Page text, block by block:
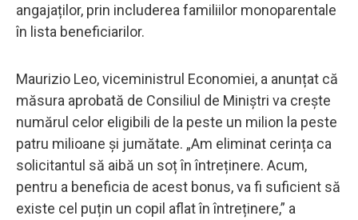
angajaților, prin includerea familiilor monoparentale
în lista beneficiarilor.
Maurizio Leo, viceministrul Economiei, a anunțat că
măsura aprobată de Consiliul de Miniștri va crește
numărul celor eligibili de la peste un milion la peste
patru milioane și jumătate. „Am eliminat cerința ca
solicitantul să aibă un soț în întreținere. Acum,
pentru a beneficia de acest bonus, va fi suficient să
existe cel puțin un copil aflat în întreținere,” a